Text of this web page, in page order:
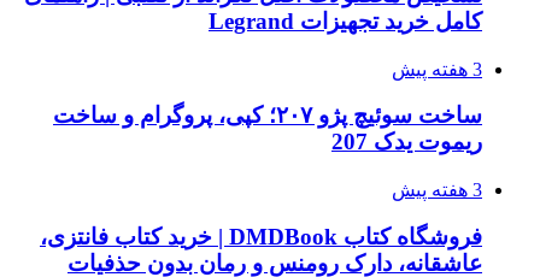
کامل خرید تجهیزات Legrand
3 هفته پیش
ساخت سوئیچ پژو ۲۰۷؛ کپی، پروگرام و ساخت
ریموت یدک 207
3 هفته پیش
فروشگاه کتاب DMDBook | خرید کتاب فانتزی،
عاشقانه، دارک رومنس و رمان بدون حذفیات